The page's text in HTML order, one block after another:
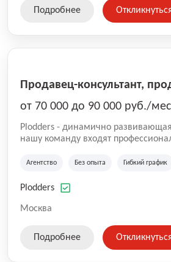
Подробнее
Продавец-консультант,
от 70 000 до 90 000 руб./
Plodders - динамично
нашу команду входят
на рынке аутсорсинга, а
оказываемых услуг.
Агентство Без опыта Гибкий график
Plodders
Москва
Подробнее